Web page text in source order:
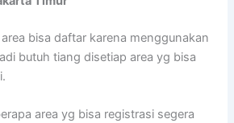
bisa daftar karena menggunakan
butuh tiang disetiap area yg bisa
area yg bisa registrasi segera